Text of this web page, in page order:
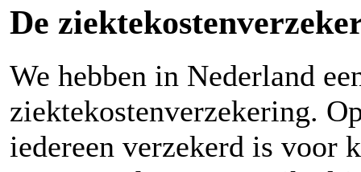
De
We hebben in Nederland
ziektekostenverzekering.
iedereen verzekerd is voor